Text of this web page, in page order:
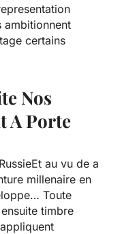
ambitionnent
certains
Nos
A Porte
au vu de a
millenaire en
Toute
timbre